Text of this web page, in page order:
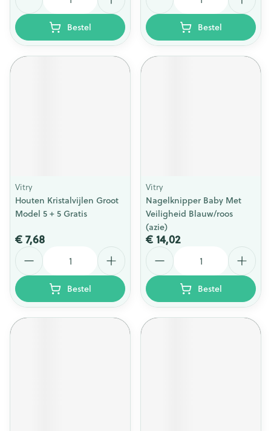
Bestel Bestel
Vitry
Houten Kristalvijlen Groot
Model 5 + 5 Gratis
€ 7,68
Bestel
Vitry
Nagelknipper Baby Met
Veiligheid Blauw/roos
(azie)
€ 14,02
Bestel